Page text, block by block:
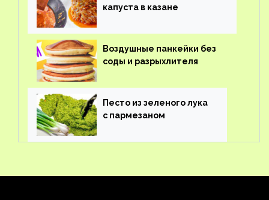
капуста в казане
Воздушные панкейки без
соды и разрыхлителя
Песто из зеленого лука
с пармезаном